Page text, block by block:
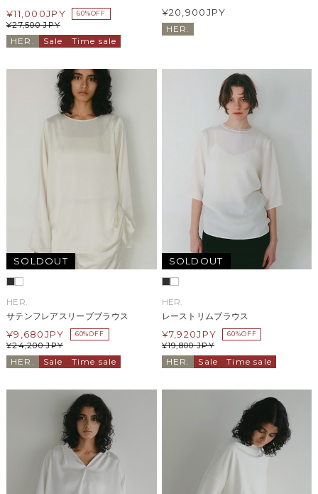
¥27,500 JPY
¥11,000JPY 60%OFF
HER. Sale Time sale
¥20,900JPY
HER.
SOLDOUT
HER.
サテンフレアスリーブブラウス
¥24,200 JPY
¥9,680JPY 60%OFF
HER. Sale Time sale
SOLDOUT
HER.
レーストリムブラウス
¥19,800 JPY
¥7,920JPY 60%OFF
HER. Sale Time sale